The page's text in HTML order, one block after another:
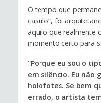
O tempo que
casulo”, foi
aquilo que realmente
momento certo para
“Porque eu sou o
em silêncio. Eu não
holofotes. Se bem
errado, o artista